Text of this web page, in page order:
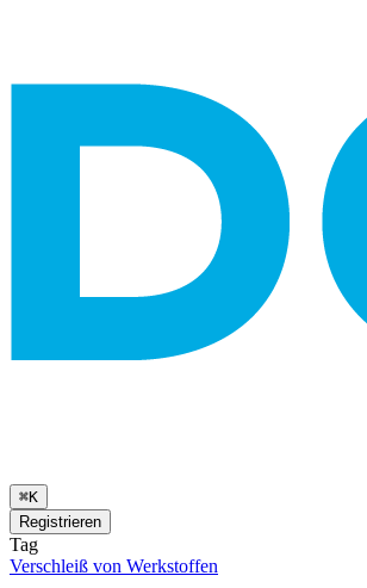
⌘K
Registrieren
Tag
Verschleiß von Werkstoffen